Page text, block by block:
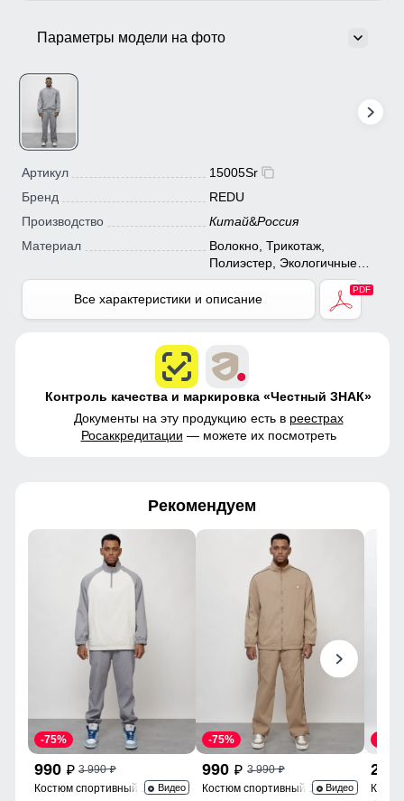
Параметры модели на фото
Артикул
15005Sr
Бренд
REDU
Производство
Китай&Россия
Материал
Волокно, Трикотаж,
Полиэстер, Экологичные
материалы;
Все характеристики и описание
Контроль качества и маркировка «Честный ЗНАК»
Документы на эту продукцию есть в реестрах
Росаккредитации — можете их посмотреть
Рекомендуем
990 p 3 990p
-75%
Костюм спортивный 35021Sr
Видео
990 p 3 990p
-75%
Костюм спортивный 15020B
Видео
2